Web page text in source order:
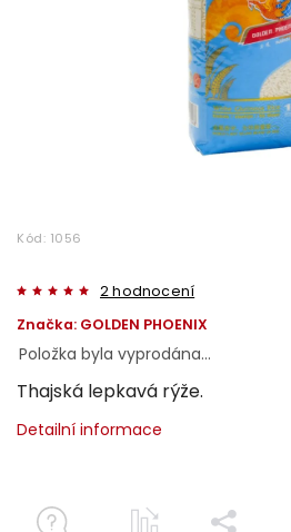
Kód: 1056
2 hodnocení
Značka: GOLDEN PHOENIX
Položka byla vyprodána…
Thajská lepkavá rýže.
Detailní informace